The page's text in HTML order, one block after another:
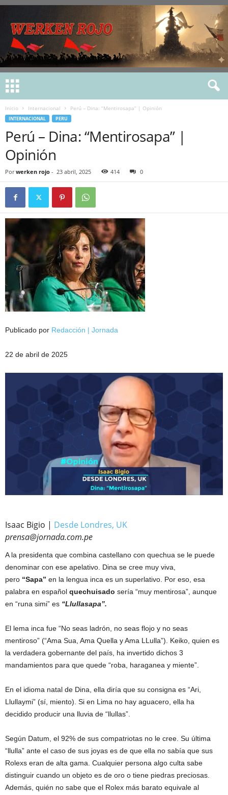
Inicio Internacional Perú – Dina: “Mentirosapa” | Opinión
INTERNACIONAL PERU
Perú – Dina: “Mentirosapa” |
Opinión
Por werken rojo - 23 abril, 2025 414 0
Publicado por Redacción | Jornada
22 de abril de 2025
Isaac Bigio | Desde Londres, UK
prensa@jornada.com.pe
A la presidenta que combina castellano con quechua se le puede
denominar con ese apelativo. Dina se cree muy viva,
pero “Sapa” en la lengua inca es un superlativo. Por eso, esa
palabra en español quechuisado sería “muy mentirosa”, aunque
en “runa simi” es “Llullasapa”.
El lema inca fue “No seas ladrón, no seas flojo y no seas
mentiroso” (“Ama Sua, Ama Quella y Ama LLulla”). Keiko, quien es
la verdadera gobernante del país, ha invertido dichos 3
mandamientos para que quede “roba, haraganea y miente”.
En el idioma natal de Dina, ella diría que su consigna es “Ari,
Llullaymi” (sí, miento). Si en Lima no hay aguacero, ella ha
decidido producir una lluvia de “llullas”.
Según Datum, el 92% de sus compatriotas no le cree. Su última
“llulla” ante el caso de sus joyas es de que ella no sabía que sus
Rolexs eran de alta gama. Cualquier persona algo culta sabe
distinguir cuando un objeto es de oro o tiene piedras preciosas.
Además, quién no sabe que el Rolex más barato equivale al